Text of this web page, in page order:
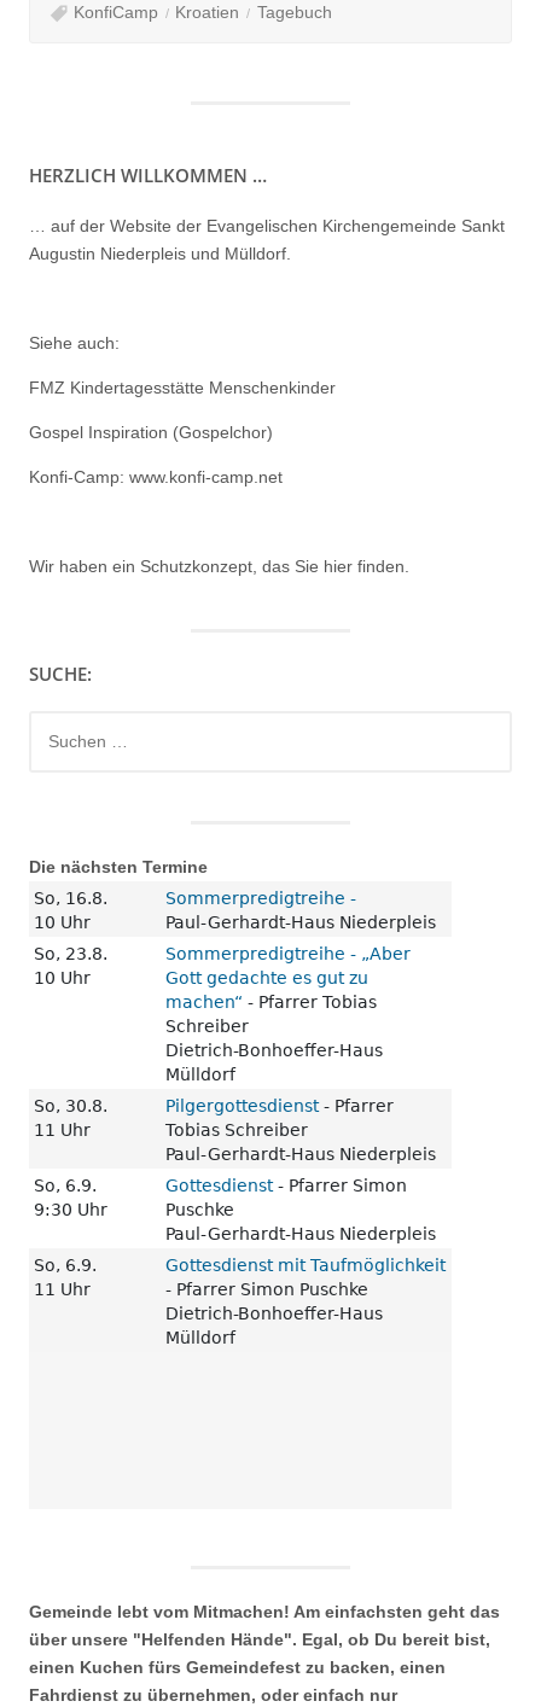
KonfiCamp Kroatien Tagebuch
HERZLICH WILLKOMMEN …
… auf der Website der Evangelischen Kirchengemeinde Sankt
Augustin Niederpleis und Mülldorf.
Siehe auch:
FMZ Kindertagesstätte Menschenkinder
Gospel Inspiration (Gospelchor)
Konfi-Camp: www.konfi-camp.net
Wir haben ein Schutzkonzept, das Sie hier finden.
SUCHE:
nach:
Die nächsten Termine
Gemeinde lebt vom Mitmachen! Am einfachsten geht das
über unsere "Helfenden Hände". Egal, ob Du bereit bist,
einen Kuchen fürs Gemeindefest zu backen, einen
Fahrdienst zu übernehmen, oder einfach nur